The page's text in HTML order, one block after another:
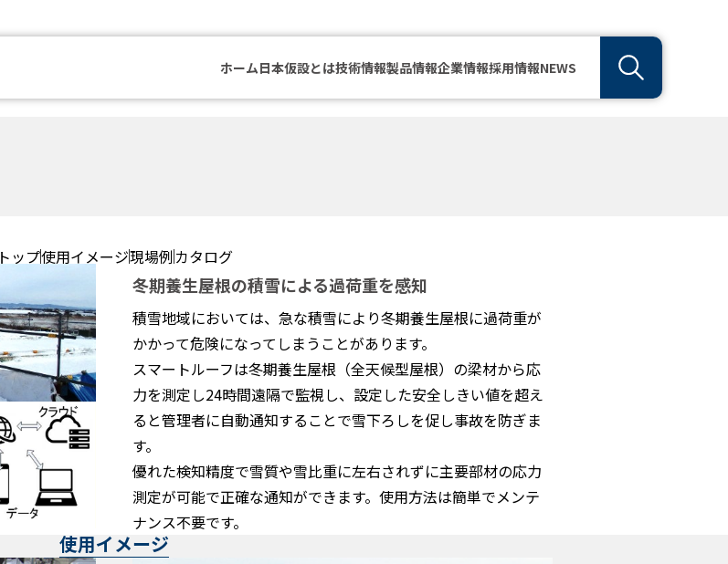
ホーム日本仮設とは技術情報製品情報企業情報採用情報NEWS
トップ使用イメージ現場例カタログ
冬期養生屋根の積雪による過荷重を感知
積雪地域においては、急な積雪により冬期養生屋根に過荷重が
かかって危険になってしまうことがあります。
スマートルーフは冬期養生屋根（全天候型屋根）の梁材から応
力を測定し24時間遠隔で監視し、設定した安全しきい値を超え
ると管理者に自動通知することで雪下ろしを促し事故を防ぎま
す。
優れた検知精度で雪質や雪比重に左右されずに主要部材の応力
測定が可能で正確な通知ができます。使用方法は簡単でメンテ
ナンス不要です。
使用イメージ